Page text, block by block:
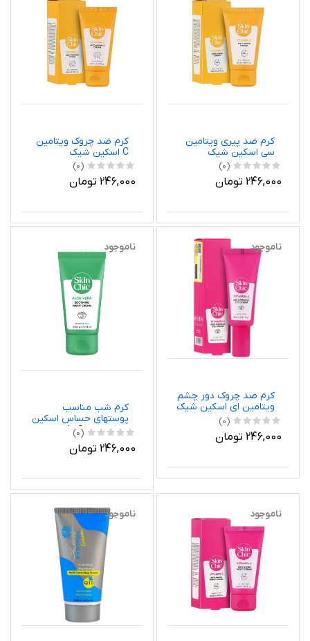
کرم ضد پیری ویتامین
سی اسکین شیک
(0)
246,000 تومان
کرم ضد چروک ویتامین
C اسکین شیک
(0)
246,000 تومان
ناموجود
کرم ضد چروک دور چشم
ویتامین ای اسکین شیک
(0)
246,000 تومان
ناموجود
کرم شب مناسب
پوستهای حساس اسکین
شیک حاوی آلوئه ورا
(0)
246,000 تومان
ناموجود ناموجود